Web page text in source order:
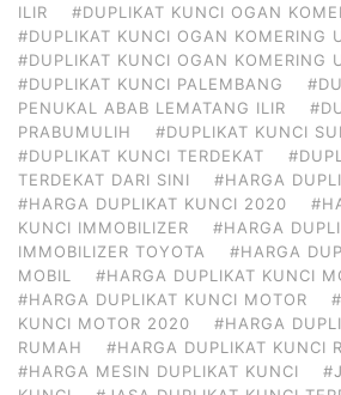
ILIR
#DUPLIKAT KUNCI OGAN
#DUPLIKAT KUNCI OGAN KOMERING
#DUPLIKAT KUNCI OGAN KOMERING
#DUPLIKAT KUNCI PALEMBANG
PENUKAL ABAB LEMATANG ILIR
PRABUMULIH
#DUPLIKAT KUNCI
#DUPLIKAT KUNCI TERDEKAT
TERDEKAT DARI SINI
#HARGA
#HARGA DUPLIKAT KUNCI 2020
KUNCI IMMOBILIZER
#HARGA
IMMOBILIZER TOYOTA
#HARGA
MOBIL
#HARGA DUPLIKAT KUNCI
#HARGA DUPLIKAT KUNCI MOTOR
KUNCI MOTOR 2020
#HARGA
RUMAH
#HARGA DUPLIKAT KUNCI
#HARGA MESIN DUPLIKAT KUNCI